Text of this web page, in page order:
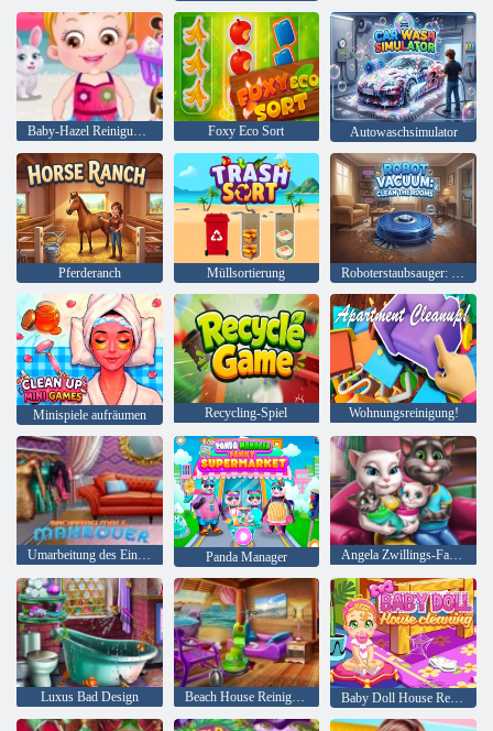
Baby-Hazel Reinigungszeit Foxy Eco Sort Autowaschsimulator
Pferderanch Müllsortierung Roboterstaubsauger: Räumen Sie die Räume auf
Minispiele aufräumen Recycling-Spiel Wohnungsreinigung!
Umarbeitung des Einkaufszentrums Panda Manager Angela Zwillings-Familien-Tag
Luxus Bad Design Beach House Reinigung Baby Doll House Reinigung